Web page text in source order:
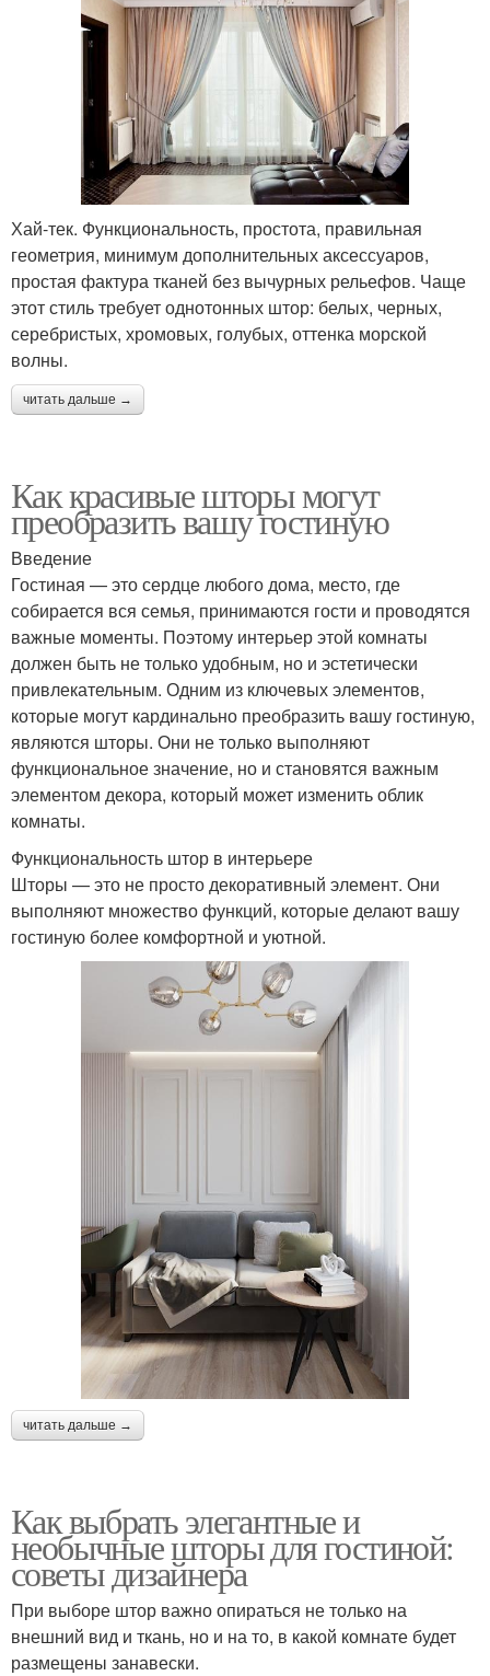
Хай-тек. Функциональность, простота, правильная
геометрия, минимум дополнительных аксессуаров,
простая фактура тканей без вычурных рельефов. Чаще
этот стиль требует однотонных штор: белых, черных,
серебристых, хромовых, голубых, оттенка морской
волны.
читать дальше →
Как красивые шторы могут
преобразить вашу гостиную
Введение
Гостиная — это сердце любого дома, место, где
собирается вся семья, принимаются гости и проводятся
важные моменты. Поэтому интерьер этой комнаты
должен быть не только удобным, но и эстетически
привлекательным. Одним из ключевых элементов,
которые могут кардинально преобразить вашу гостиную,
являются шторы. Они не только выполняют
функциональное значение, но и становятся важным
элементом декора, который может изменить облик
комнаты.
Функциональность штор в интерьере
Шторы — это не просто декоративный элемент. Они
выполняют множество функций, которые делают вашу
гостиную более комфортной и уютной.
читать дальше →
Как выбрать элегантные и
необычные шторы для гостиной:
советы дизайнера
При выборе штор важно опираться не только на
внешний вид и ткань, но и на то, в какой комнате будет
размещены занавески.